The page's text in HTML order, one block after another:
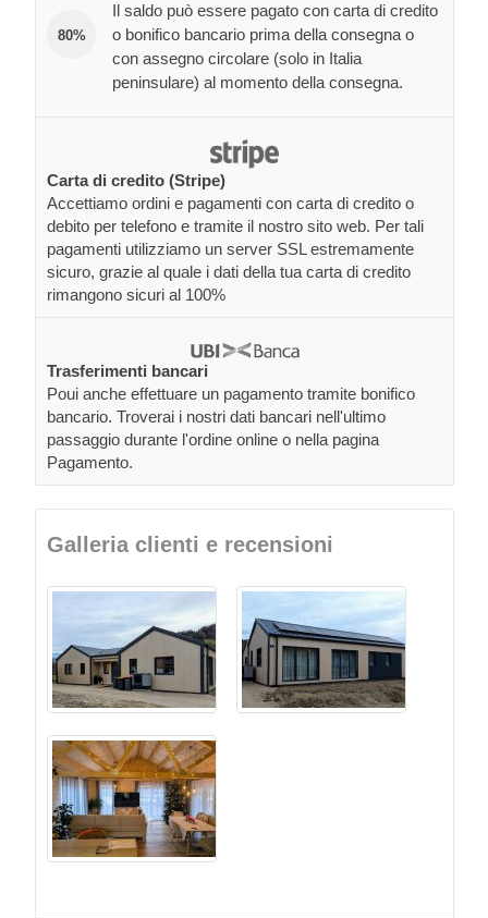
80%
Il saldo può essere pagato con carta di credito
o bonifico bancario prima della consegna o
con assegno circolare (solo in Italia
peninsulare) al momento della consegna.
Carta di credito (Stripe)
Accettiamo ordini e pagamenti con carta di credito o
debito per telefono e tramite il nostro sito web. Per tali
pagamenti utilizziamo un server SSL estremamente
sicuro, grazie al quale i dati della tua carta di credito
rimangono sicuri al 100%
Trasferimenti bancari
Poui anche effettuare un pagamento tramite bonifico
bancario. Troverai i nostri dati bancari nell'ultimo
passaggio durante l'ordine online o nella pagina
Pagamento.
Galleria clienti e recensioni